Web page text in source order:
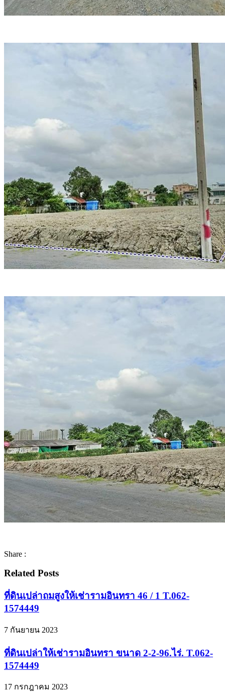
Share :
Related Posts
ที่ดินเปล่าถมสูงให้เช่ารามอินทรา 46 / 1 T.062-
1574449
7 กันยายน 2023
ที่ดินเปล่าให้เช่ารามอินทรา ขนาด 2-2-96.ไร่. T.062-
1574449
17 กรกฎาคม 2023